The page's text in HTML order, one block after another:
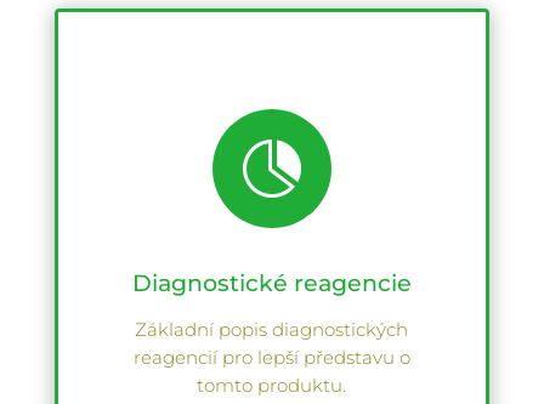

Diagnostické reagencie
Základní popis diagnostických
reagencií pro lepší představu o
tomto produktu.